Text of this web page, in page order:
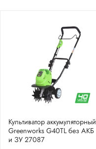
Культиватор аккумуляторный
Greenworks G40TL без АКБ
и ЗУ 27087